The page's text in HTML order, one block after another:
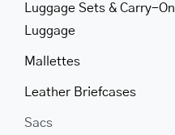
Luggage Sets & Carry-On
Luggage
Mallettes
Leather Briefcases
Sacs